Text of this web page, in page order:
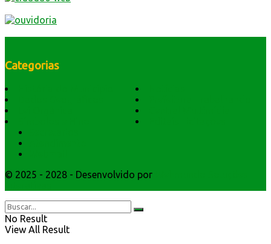
Categorias
© 2025 - 2028 - Desenvolvido por
No Result
View All Result